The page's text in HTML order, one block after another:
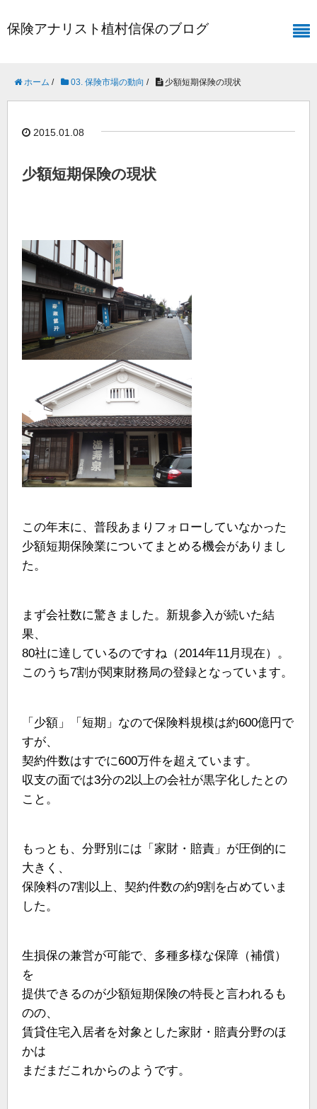
保険アナリスト植村信保のブログ
ホーム / 03. 保険市場の動向 / 少額短期保険の現状
2015.01.08
少額短期保険の現状
この年末に、普段あまりフォローしていなかった
少額短期保険業についてまとめる機会がありまし
た。
まず会社数に驚きました。新規参入が続いた結
果、
80社に達しているのですね（2014年11月現在）。
このうち7割が関東財務局の登録となっています。
「少額」「短期」なので保険料規模は約600億円で
すが、
契約件数はすでに600万件を超えています。
収支の面では3分の2以上の会社が黒字化したとの
こと。
もっとも、分野別には「家財・賠責」が圧倒的に
大きく、
保険料の7割以上、契約件数の約9割を占めていま
した。
生損保の兼営が可能で、多種多様な保障（補償）
を
提供できるのが少額短期保険の特長と言われるも
のの、
賃貸住宅入居者を対象とした家財・賠責分野のほ
かは
まだまだこれからのようです。